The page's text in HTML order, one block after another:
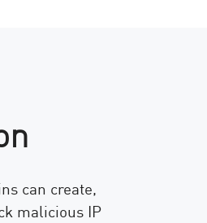
can create,
malicious IP